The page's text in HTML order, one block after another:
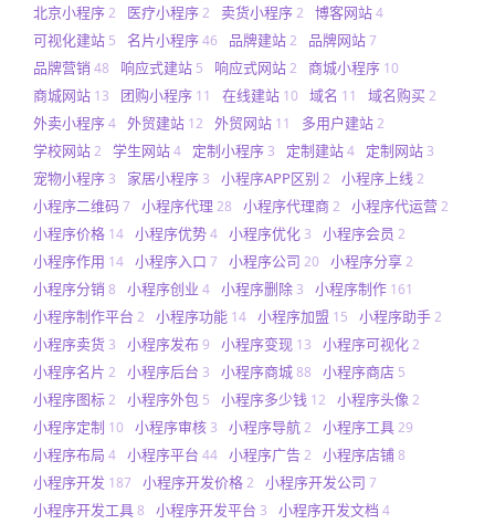
北京小程序2 医疗小程序2 卖货小程序2 博客网站4
可视化建站 5 名片小程序46 品牌建站2 品牌网站7
品牌营销 48 响应式建站 5 响应式网站2 商城小程序 10
商城网站 13 团购小程序 11 在线建站 10 域名 11 域名购买2
外卖小程序4 外贸建站 12 外贸网站 11 多用户建站2
学校网站2 学生网站4 定制小程序 3 定制建站4 定制网站 3
宠物小程序 3 家居小程序 3 小程序APP区别 2 小程序上线 2
小程序二维码7 小程序代理 28 小程序代理商2 小程序代运营2
小程序价格 14 小程序优势4 小程序优化 3 小程序会员 2
小程序作用 14 小程序入口 7 小程序公司 20 小程序分享2
小程序分销 8 小程序创业 4 小程序删除 3 小程序制作 161
小程序制作平台 2 小程序功能 14 小程序加盟 15 小程序助手2
小程序卖货 3 小程序发布9 小程序变现 13 小程序可视化2
小程序名片 2 小程序后台 3 小程序商城88 小程序商店 5
小程序图标2 小程序外包 5 小程序多少钱 12 小程序头像 2
小程序定制 10 小程序审核 3 小程序导航2 小程序工具29
小程序布局 4 小程序平台 44 小程序广告2 小程序店铺8
小程序开发 187 小程序开发价格2 小程序开发公司 7
小程序开发工具8 小程序开发平台 3 小程序开发文档 4